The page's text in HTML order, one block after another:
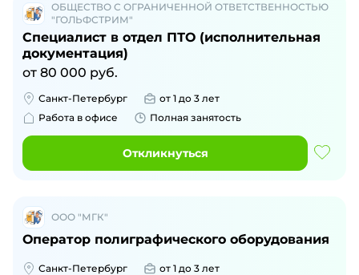
ОБЩЕСТВО С ОГРАНИЧЕННОЙ ОТВЕТСТВЕННОСТЬЮ
"ГОЛЬФСТРИМ"
Специалист в отдел ПТО (исполнительная
документация)
от 80 000 руб.
Санкт-Петербург
от 1 до 3 лет
Работа в офисе
Полная занятость
Откликнуться
ООО "МГК"
Оператор полиграфического оборудования
Санкт-Петербург
от 1 до 3 лет